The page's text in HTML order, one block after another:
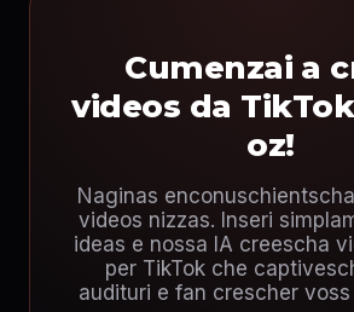
Cumenzai a
videos da
oz!
Naginas
videos nizzas. Inseri
ideas e nossa IA creescha
per TikTok che
audituri e fan crescher